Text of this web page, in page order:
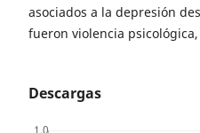
asociados a la depresión
fueron violencia
Descargas